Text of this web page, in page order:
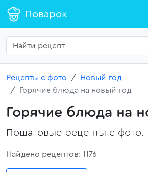
Поварок
Рецепты с фото
Новый год
Горячие блюда на новый год
Горячие блюда на
Пошаговые рецепты с фото.
Найдено рецептов: 1176